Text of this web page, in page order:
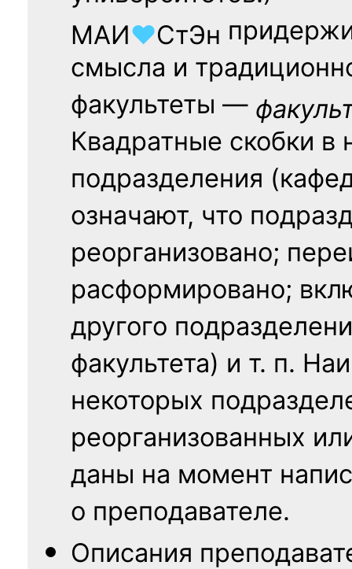
МАИ♥СтЭн
смысла и
факультеты —
Квадратные скобки в
подразделения
означают, что
реорганизовано;
расформировано;
другого
факультета) и т. п.
некоторых
реорганизованных
даны на момент
о преподавателе.
Описания